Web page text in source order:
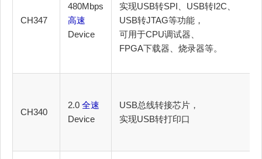
CH347
480Mbps
高速
Device
实现USB转SPI、USB转I2C、
USB转JTAG等功能，
可用于CPU调试器、
FPGA下载器、烧录器等。
CH340
2.0 全速
Device
USB总线转接芯片，
实现USB转打印口